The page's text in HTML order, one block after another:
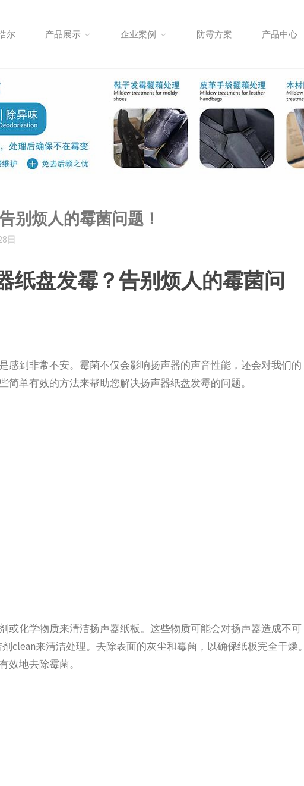
尔 产品展示 企业案例 防霉方案 产品中心
别烦人的霉菌问题！
日
发霉？告别烦人的霉菌问
感到非常不安。霉菌不仅会影响扬声器的声音性能，还会对我们的
单有效的方法来帮助您解决扬声器纸盘发霉的问题。
或化学物质来清洁扬声器纸板。这些物质可能会对扬声器造成不可
clean来清洁处理。去除表面的灰尘和霉菌，以确保纸板完全干燥
效地去除霉菌。